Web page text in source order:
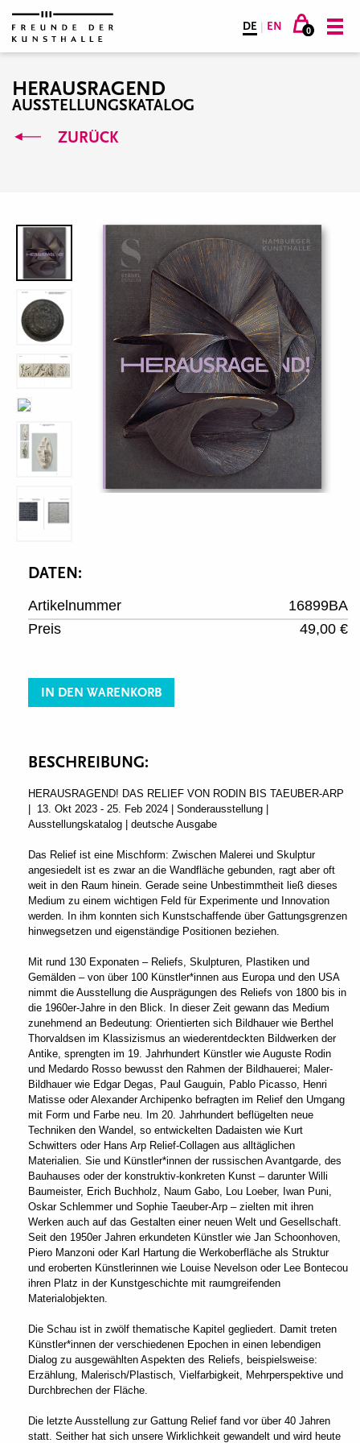
DE | EN 0
HERAUSRAGEND
AUSSTELLUNGSKATALOG
ZURÜCK
DATEN:
Artikelnummer
16899BA
Preis
49,00 €
IN DEN WARENKORB
BESCHREIBUNG:
HERAUSRAGEND! DAS RELIEF VON RODIN BIS TAEUBER-ARP
| 13. Okt 2023 - 25. Feb 2024 | Sonderausstellung |
Ausstellungskatalog | deutsche Ausgabe
Das Relief ist eine Mischform: Zwischen Malerei und Skulptur
angesiedelt ist es zwar an die Wandfläche gebunden, ragt aber oft
weit in den Raum hinein. Gerade seine Unbestimmtheit ließ dieses
Medium zu einem wichtigen Feld für Experimente und Innovation
werden. In ihm konnten sich Kunstschaffende über Gattungsgrenzen
hinwegsetzen und eigenständige Positionen beziehen.
Mit rund 130 Exponaten – Reliefs, Skulpturen, Plastiken und
Gemälden – von über 100 Künstler*innen aus Europa und den USA
nimmt die Ausstellung die Ausprägungen des Reliefs von 1800 bis in
die 1960er-Jahre in den Blick. In dieser Zeit gewann das Medium
zunehmend an Bedeutung: Orientierten sich Bildhauer wie Berthel
Thorvaldsen im Klassizismus an wiederentdeckten Bildwerken der
Antike, sprengten im 19. Jahrhundert Künstler wie Auguste Rodin
und Medardo Rosso bewusst den Rahmen der Bildhauerei; Maler-
Bildhauer wie Edgar Degas, Paul Gauguin, Pablo Picasso, Henri
Matisse oder Alexander Archipenko befragten im Relief den Umgang
mit Form und Farbe neu. Im 20. Jahrhundert beflügelten neue
Techniken den Wandel, so entwickelten Dadaisten wie Kurt
Schwitters oder Hans Arp Relief-Collagen aus alltäglichen
Materialien. Sie und Künstler*innen der russischen Avantgarde, des
Bauhauses oder der konstruktiv-konkreten Kunst – darunter Willi
Baumeister, Erich Buchholz, Naum Gabo, Lou Loeber, Iwan Puni,
Oskar Schlemmer und Sophie Taeuber-Arp – zielten mit ihren
Werken auch auf das Gestalten einer neuen Welt und Gesellschaft.
Seit den 1950er Jahren erkundeten Künstler wie Jan Schoonhoven,
Piero Manzoni oder Karl Hartung die Werkoberfläche als Struktur
und eroberten Künstlerinnen wie Louise Nevelson oder Lee Bontecou
ihren Platz in der Kunstgeschichte mit raumgreifenden
Materialobjekten.
Die Schau ist in zwölf thematische Kapitel gegliedert. Damit treten
Künstler*innen der verschiedenen Epochen in einen lebendigen
Dialog zu ausgewählten Aspekten des Reliefs, beispielsweise:
Erzählung, Malerisch/Plastisch, Vielfarbigkeit, Mehrperspektive und
Durchbrechen der Fläche.
Die letzte Ausstellung zur Gattung Relief fand vor über 40 Jahren
statt. Seither hat sich unsere Wirklichkeit gewandelt und wird heute